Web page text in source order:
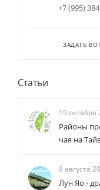
+7 (995)
ЗАДАТЬ
Статьи
19 октября
Районы
чая на
9 августа
Лун Яо -